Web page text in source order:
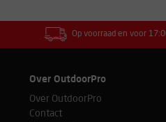
Op voorraad en voor
Over OutdoorPro
Over OutdoorPro
Contact